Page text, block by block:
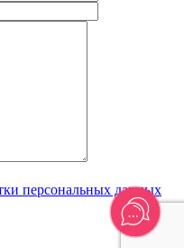
персональных данных